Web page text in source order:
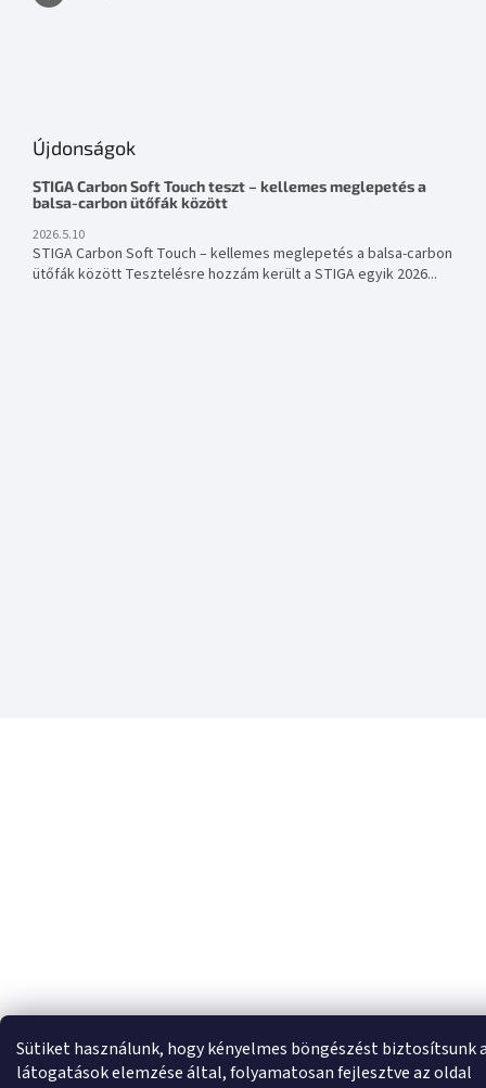
Sütiket használunk, hogy kényelmes böngészést biztosítsunk
látogatások elemzése által, folyamatosan fejlesztve az oldal
Újdonságok
STIGA Carbon Soft Touch teszt – kellemes meglepetés a
balsa-carbon ütőfák között
2026.5.10
STIGA Carbon Soft Touch – kellemes meglepetés a balsa-carbon
ütőfák között Tesztelésre hozzám került a STIGA egyik 2026...